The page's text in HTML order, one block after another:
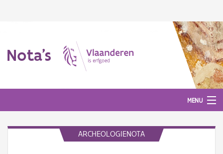
Nota's
MENU
ARCHEOLOGIENOTA